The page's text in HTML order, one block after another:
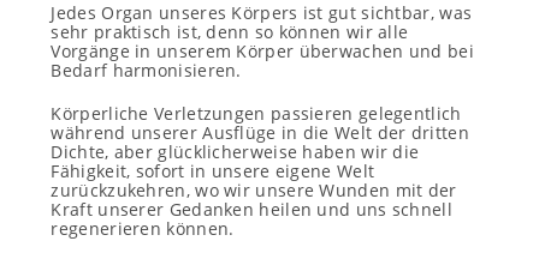
Jedes Organ unseres Körpers ist gut sichtbar, was
sehr praktisch ist, denn so können wir alle
Vorgänge in unserem Körper überwachen und bei
Bedarf harmonisieren.
Körperliche Verletzungen passieren gelegentlich
während unserer Ausflüge in die Welt der dritten
Dichte, aber glücklicherweise haben wir die
Fähigkeit, sofort in unsere eigene Welt
zurückzukehren, wo wir unsere Wunden mit der
Kraft unserer Gedanken heilen und uns schnell
regenerieren können.